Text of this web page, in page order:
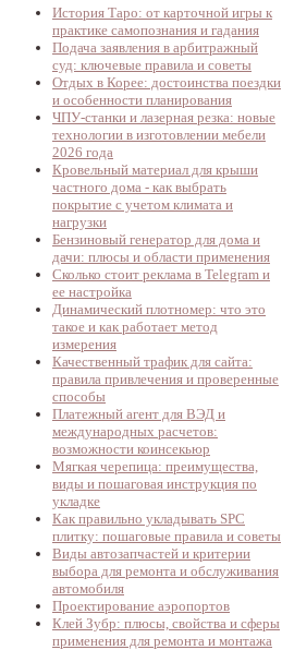
История Таро: от карточной игры к
практике самопознания и гадания
Подача заявления в арбитражный
суд: ключевые правила и советы
Отдых в Корее: достоинства поездки
и особенности планирования
ЧПУ-станки и лазерная резка: новые
технологии в изготовлении мебели
2026 года
Кровельный материал для крыши
частного дома - как выбрать
покрытие с учетом климата и
нагрузки
Бензиновый генератор для дома и
дачи: плюсы и области применения
Сколько стоит реклама в Telegram и
ее настройка
Динамический плотномер: что это
такое и как работает метод
измерения
Качественный трафик для сайта:
правила привлечения и проверенные
способы
Платежный агент для ВЭД и
международных расчетов:
возможности коинсекьюр
Мягкая черепица: преимущества,
виды и пошаговая инструкция по
укладке
Как правильно укладывать SPC
плитку: пошаговые правила и советы
Виды автозапчастей и критерии
выбора для ремонта и обслуживания
автомобиля
Проектирование аэропортов
Клей Зубр: плюсы, свойства и сферы
применения для ремонта и монтажа